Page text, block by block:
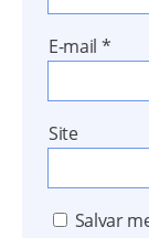
E-mail *
Site
Salvar